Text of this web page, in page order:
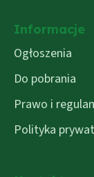
Informacje
Ogłoszenia
Do pobrania
Prawo i
Polityka